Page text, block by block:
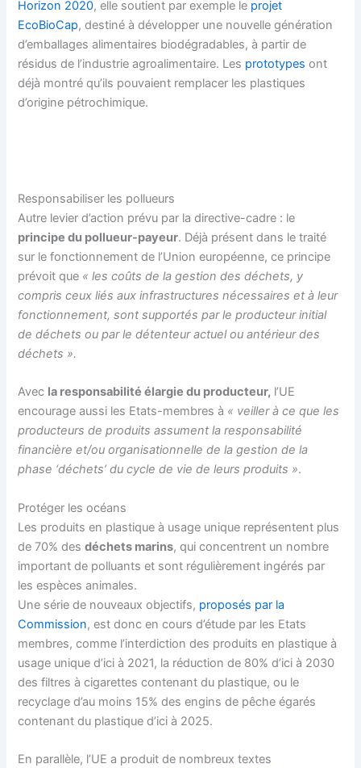
Horizon 2020, elle soutient par exemple le projet
EcoBioCap, destiné à développer une nouvelle génération
d’emballages alimentaires biodégradables, à partir de
résidus de l’industrie agroalimentaire. Les prototypes ont
déjà montré qu’ils pouvaient remplacer les plastiques
d’origine pétrochimique.
Responsabiliser les pollueurs
Autre levier d’action prévu par la directive-cadre : le
principe du pollueur-payeur. Déjà présent dans le traité
sur le fonctionnement de l’Union européenne, ce principe
prévoit que « les coûts de la gestion des déchets, y
compris ceux liés aux infrastructures nécessaires et à leur
fonctionnement, sont supportés par le producteur initial
de déchets ou par le détenteur actuel ou antérieur des
déchets ».
Avec la responsabilité élargie du producteur, l’UE
encourage aussi les Etats-membres à « veiller à ce que les
producteurs de produits assument la responsabilité
financière et/ou organisationnelle de la gestion de la
phase ‘déchets’ du cycle de vie de leurs produits ».
Protéger les océans
Les produits en plastique à usage unique représentent plus
de 70% desdéchets marins, qui concentrent un nombre
important de polluants et sont régulièrement ingérés par
les espèces animales.
Une série de nouveaux objectifs, proposés par la
Commission, est donc en cours d’étude par les Etats
membres, comme l’interdiction des produits en plastique à
usage unique d’ici à 2021, la réduction de 80% d’ici à 2030
des filtres à cigarettes contenant du plastique, ou le
recyclage d’au moins 15% des engins de pêche égarés
contenant du plastique d’ici à 2025.
En parallèle, l’UE a produit de nombreux textes